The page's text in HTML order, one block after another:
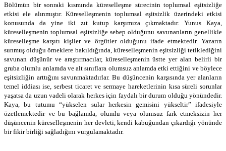
Bölümün bir sonraki kısmında küreselleşme sürecinin toplumsal eşitsizliğe
etkisi ele alınmıştır. Küreselleşmenin toplumsal eşitsizlik üzerindeki etkisi
konusunda da yine iki zıt kutup karşımıza çıkmaktadır. Yunus Kaya,
küreselleşmenin toplumsal eşitsizliğe sebep olduğunu savunanların genellikle
küreselleşme karşıtı kişiler ve örgütler olduğunu ifade etmektedir. Yazarın
sunmuş olduğu örneklere bakıldığında, küreselleşmenin eşitsizliği tetiklediğini
savunan düşünür ve araştırmacılar, küreselleşmenin üstte yer alan belirli bir
gruba olumlu anlamda ve alt sınıflara olumsuz anlamda etki ettiğini ve böylece
eşitsizliğin arttığını savunmaktadırlar. Bu düşüncenin karşısında yer alanların
temel iddiası ise, serbest ticaret ve sermaye hareketlerinin kısa süreli sorunlar
yaşatsa da uzun vadeli olarak herkes için faydalı bir durum olduğu yönündedir.
Kaya, bu tutumu “yükselen sular herkesin gemisini yükseltir” ifadesiyle
özetlemektedir ve bu bağlamda, olumlu veya olumsuz fark etmeksizin her
düşüncenin küreselleşmenin her devleti, kendi kabuğundan çıkardığı yönünde
bir fikir birliği sağladığını vurgulamaktadır.